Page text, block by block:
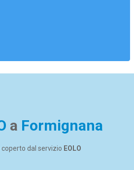
a Formignana
dal servizio EOLO